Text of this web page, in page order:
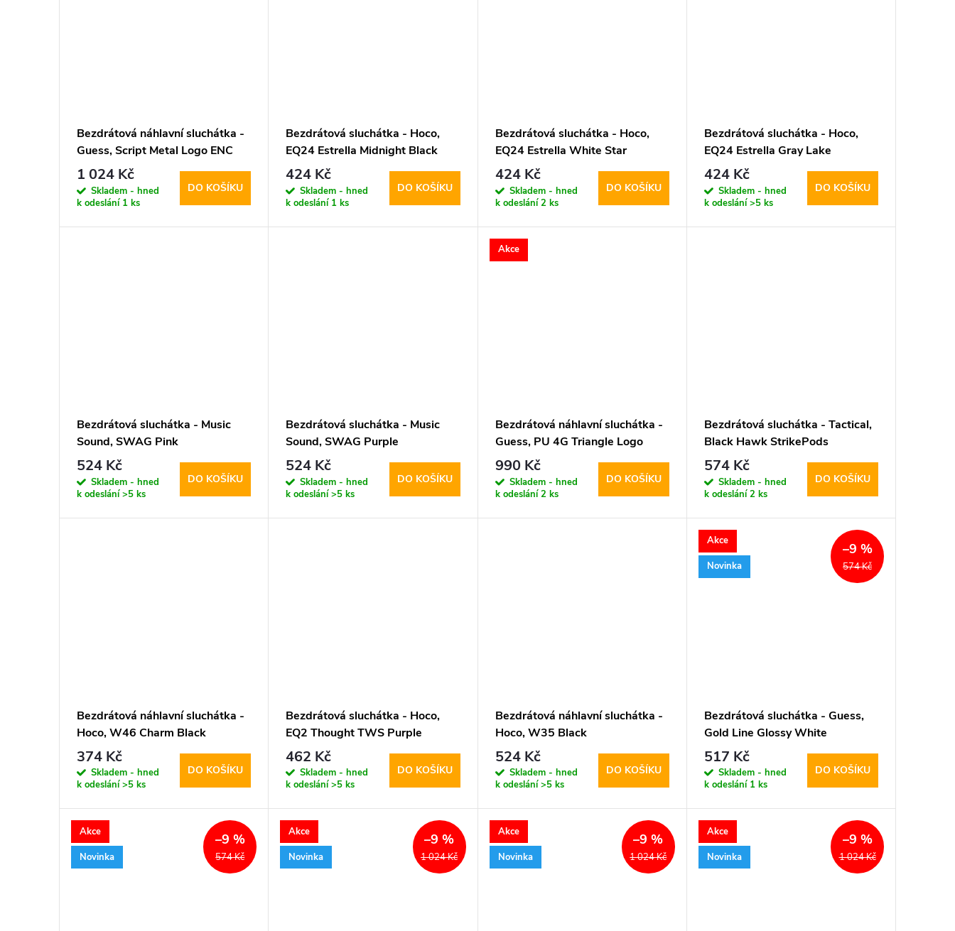
Bezdrátová náhlavní sluchátka -
Guess, Script Metal Logo ENC
White
1 024 Kč
Skladem - hned
k odeslání 1 ks
DO KOŠÍKU
Bezdrátová sluchátka - Hoco,
EQ24 Estrella Midnight Black
424 Kč
Skladem - hned
k odeslání 1 ks
DO KOŠÍKU
Bezdrátová sluchátka - Hoco,
EQ24 Estrella White Star
424 Kč
Skladem - hned
k odeslání2 ks
DO KOŠÍKU
Bezdrátová sluchátka - Hoco,
EQ24 Estrella Gray Lake
424 Kč
Skladem - hned
k odeslání>5 ks
DO KOŠÍKU
Bezdrátová sluchátka - Music
Sound, SWAG Pink
524 Kč
Skladem - hned
k odeslání>5 ks
DO KOŠÍKU
Bezdrátová sluchátka - Music
Sound, SWAG Purple
524 Kč
Skladem - hned
k odeslání>5 ks
DO KOŠÍKU
Akce
Bezdrátová náhlavní sluchátka -
Guess, PU 4G Triangle Logo
Black
990 Kč
Skladem - hned
k odeslání2 ks
DO KOŠÍKU
Bezdrátová sluchátka - Tactical,
Black Hawk StrikePods
574 Kč
Skladem - hned
k odeslání2 ks
DO KOŠÍKU
Bezdrátová náhlavní sluchátka -
Hoco, W46 Charm Black
374 Kč
Skladem - hned
k odeslání>5 ks
DO KOŠÍKU
Bezdrátová sluchátka - Hoco,
EQ2 Thought TWS Purple
462 Kč
Skladem - hned
k odeslání>5 ks
DO KOŠÍKU
Bezdrátová náhlavní sluchátka -
Hoco, W35 Black
524 Kč
Skladem - hned
k odeslání>5 ks
DO KOŠÍKU
Akce
Novinka
574 Kč
–9 %
Bezdrátová sluchátka - Guess,
Gold Line Glossy White
517 Kč
Skladem - hned
k odeslání 1 ks
DO KOŠÍKU
Akce
Novinka
574 Kč
–9 %
Akce
Novinka
1 024 Kč
–9 %
Akce
Novinka
1 024 Kč
–9 %
Akce
Novinka
1 024 Kč
–9 %